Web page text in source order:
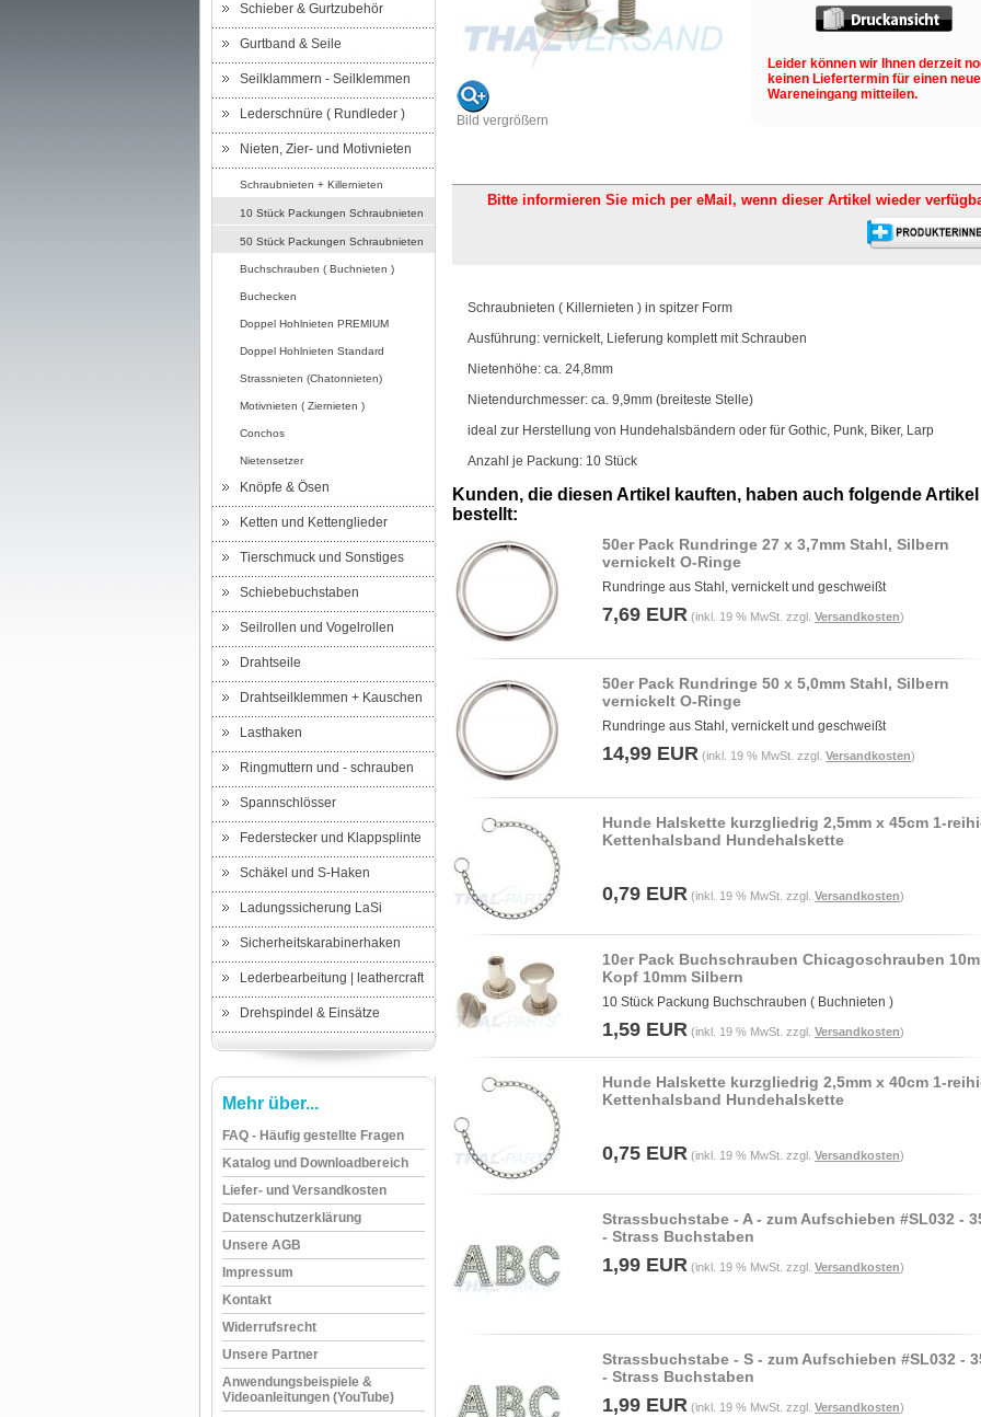
Schieber & Gurtzubehör
Gurtband & Seile
Seilklammern - Seilklemmen
Lederschnüre ( Rundleder )
Nieten, Zier- und Motivnieten
Schraubnieten + Killernieten
10 Stück Packungen Schraubnieten
50 Stück Packungen Schraubnieten
Buchschrauben ( Buchnieten )
Buchecken
Doppel Hohlnieten PREMIUM
Doppel Hohlnieten Standard
Strassnieten (Chatonnieten)
Motivnieten ( Ziernieten )
Conchos
Nietensetzer
Knöpfe & Ösen
Ketten und Kettenglieder
Tierschmuck und Sonstiges
Schiebebuchstaben
Seilrollen und Vogelrollen
Drahtseile
Drahtseilklemmen + Kauschen
Lasthaken
Ringmuttern und - schrauben
Spannschlösser
Federstecker und Klappsplinte
Schäkel und S-Haken
Ladungssicherung LaSi
Sicherheitskarabinerhaken
Lederbearbeitung | leathercraft
Drehspindel & Einsätze
Mehr über...
FAQ - Häufig gestellte Fragen
Katalog und Downloadbereich
Liefer- und Versandkosten
Datenschutzerklärung
Unsere AGB
Impressum
Kontakt
Widerrufsrecht
Unsere Partner
Anwendungsbeispiele &
Videoanleitungen (YouTube)
Bild vergrößern
Leider können wir Ihnen derzeit
keinen Liefertermin für einen
Wareneingang mitteilen.
Bitte informieren Sie mich per eMail, wenn dieser Artikel wieder
Schraubnieten ( Killernieten ) in spitzer Form
Ausführung: vernickelt, Lieferung komplett mit Schrauben
Nietenhöhe: ca. 24,8mm
Nietendurchmesser: ca. 9,9mm (breiteste Stelle)
ideal zur Herstellung von Hundehalsbändern oder für Gothic, Punk, Biker, Larp
Anzahl je Packung: 10 Stück
Kunden, die diesen Artikel kauften, haben auch folgende Artikel
bestellt:
50er Pack Rundringe 27 x 3,7mm Stahl, Silbern
vernickelt O-Ringe
Rundringe aus Stahl, vernickelt und geschweißt
7,69 EUR (inkl. 19 % MwSt. zzgl. Versandkosten)
50er Pack Rundringe 50 x 5,0mm Stahl, Silbern
vernickelt O-Ringe
Rundringe aus Stahl, vernickelt und geschweißt
14,99 EUR (inkl. 19 % MwSt. zzgl. Versandkosten)
Hunde Halskette kurzgliedrig 2,5mm x 45cm 1-
Kettenhalsband Hundehalskette
0,79 EUR (inkl. 19 % MwSt. zzgl. Versandkosten)
10er Pack Buchschrauben Chicagoschrauben
Kopf 10mm Silbern
10 Stück Packung Buchschrauben ( Buchnieten )
1,59 EUR (inkl. 19 % MwSt. zzgl. Versandkosten)
Hunde Halskette kurzgliedrig 2,5mm x 40cm 1-
Kettenhalsband Hundehalskette
0,75 EUR (inkl. 19 % MwSt. zzgl. Versandkosten)
Strassbuchstabe - A - zum Aufschieben #SL032 -
- Strass Buchstaben
1,99 EUR (inkl. 19 % MwSt. zzgl. Versandkosten)
Strassbuchstabe - S - zum Aufschieben #SL032 -
- Strass Buchstaben
1,99 EUR (inkl. 19 % MwSt. zzgl. Versandkosten)